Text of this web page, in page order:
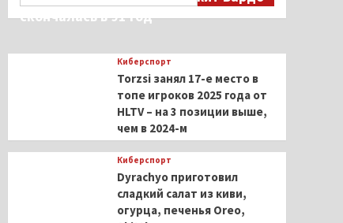
скончалась в 91 год
Киберспорт
Torzsi занял 17-е место в
топе игроков 2025 года от
HLTV – на 3 позиции выше,
чем в 2024-м
Киберспорт
Dyrachyo приготовил
сладкий салат из киви,
огурца, печенья Oreo,